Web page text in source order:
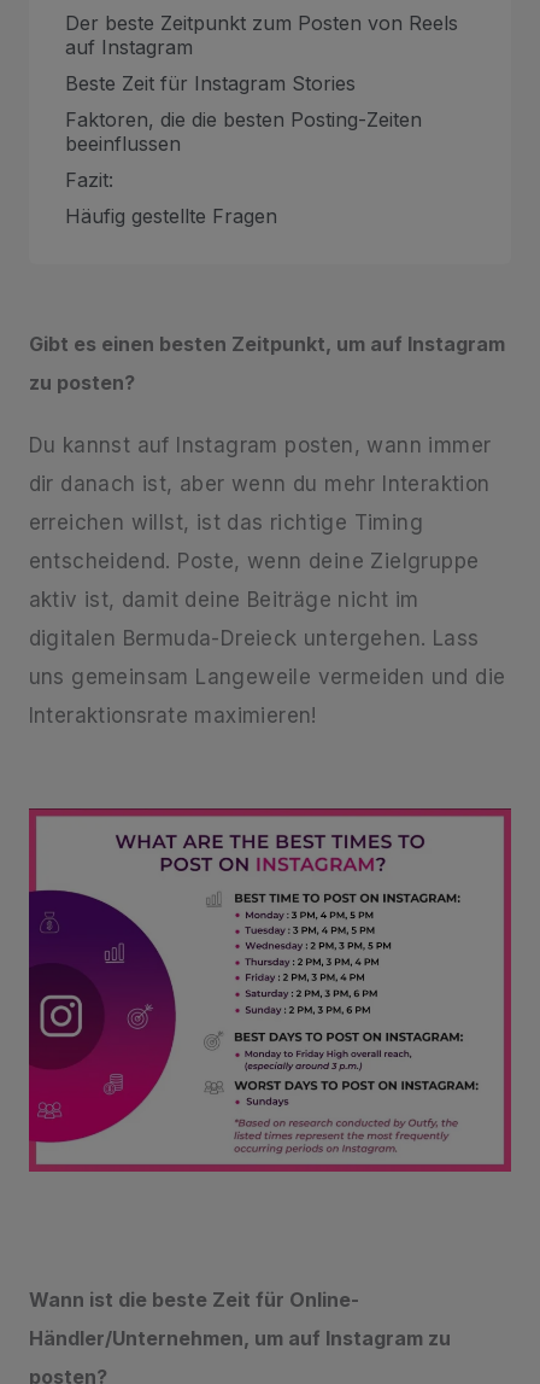
Der beste Zeitpunkt zum Posten von Reels
auf Instagram
Beste Zeit für Instagram Stories
Faktoren, die die besten Posting-Zeiten
beeinflussen
Fazit:
Häufig gestellte Fragen
Gibt es einen besten Zeitpunkt, um auf Instagram
zu posten?
Du kannst auf Instagram posten, wann immer
dir danach ist, aber wenn du mehr Interaktion
erreichen willst, ist das richtige Timing
entscheidend. Poste, wenn deine Zielgruppe
aktiv ist, damit deine Beiträge nicht im
digitalen Bermuda-Dreieck untergehen. Lass
uns gemeinsam Langeweile vermeiden und die
Interaktionsrate maximieren!
Wann ist die beste Zeit für Online-
Händler/Unternehmen, um auf Instagram zu
posten?